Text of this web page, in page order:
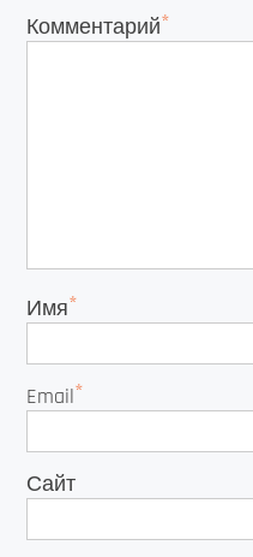
Комментарий*
Имя*
Email*
Сайт